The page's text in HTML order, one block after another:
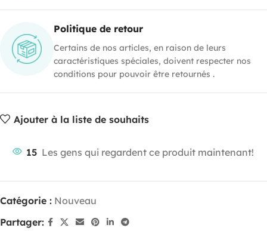
Politique de retour
Certains de nos articles, en raison de leurs
caractéristiques spéciales, doivent respecter nos
conditions pour pouvoir être retournés .
Ajouter à la liste de souhaits
15 Les gens qui regardent ce produit maintenant!
Catégorie : Nouveau
Partager: